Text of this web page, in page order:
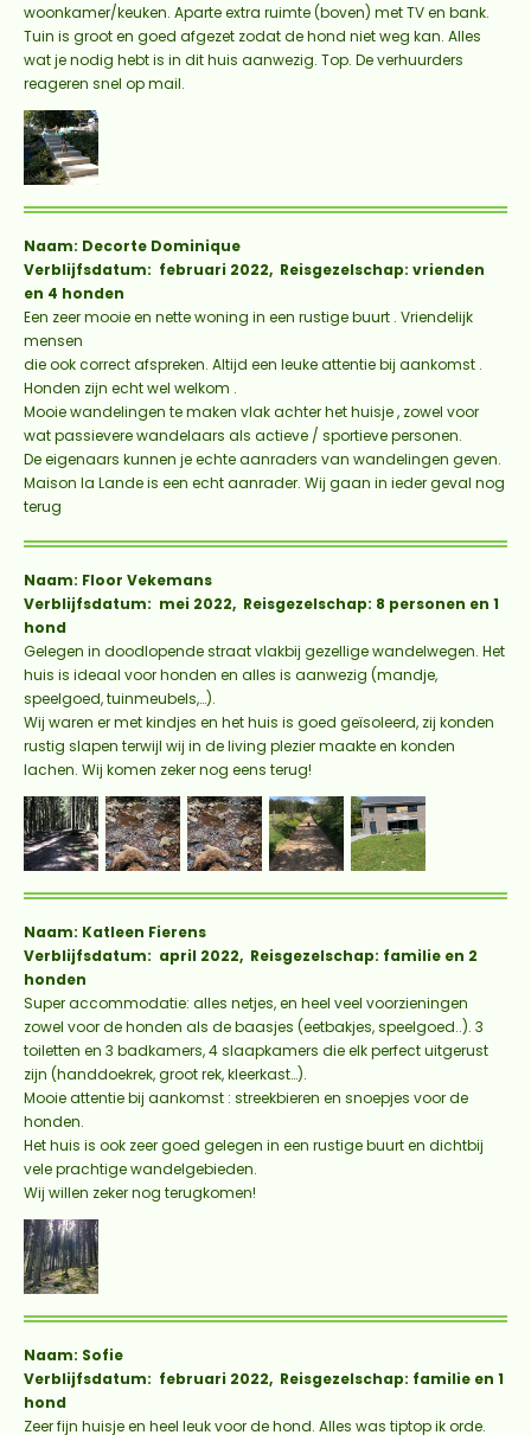
woonkamer/keuken. Aparte extra ruimte (boven) met TV en bank.
Tuin is groot en goed afgezet zodat de hond niet weg kan. Alles
wat je nodig hebt is in dit huis aanwezig. Top. De verhuurders
reageren snel op mail.
Naam: Decorte Dominique
Verblijfsdatum: februari 2022, Reisgezelschap: vrienden
en 4 honden
Een zeer mooie en nette woning in een rustige buurt . Vriendelijk
mensen
die ook correct afspreken. Altijd een leuke attentie bij aankomst .
Honden zijn echt wel welkom .
Mooie wandelingen te maken vlak achter het huisje , zowel voor
wat passievere wandelaars als actieve / sportieve personen.
De eigenaars kunnen je echte aanraders van wandelingen geven.
Maison la Landeis een echt aanrader. Wij gaan in ieder geval nog
terug
Naam: Floor Vekemans
Verblijfsdatum: mei 2022, Reisgezelschap: 8 personen en 1
hond
Gelegen in doodlopende straat vlakbij gezellige wandelwegen. Het
huis is ideaal voor honden en alles is aanwezig (mandje,
speelgoed, tuinmeubels,…).
Wij waren er met kindjes en het huis is goed geïsoleerd, zij konden
rustig slapen terwijl wij in de living plezier maakte en konden
lachen. Wij komen zeker nog eens terug!
Naam: Katleen Fierens
Verblijfsdatum: april 2022, Reisgezelschap: familie en 2
honden
Super accommodatie: alles netjes, en heel veel voorzieningen
zowel voor de honden als de baasjes (eetbakjes, speelgoed..). 3
toiletten en 3 badkamers, 4 slaapkamers die elk perfect uitgerust
zijn (handdoekrek, groot rek, kleerkast…).
Mooie attentie bij aankomst : streekbieren en snoepjes voor de
honden.
Het huis is ook zeer goed gelegen in een rustige buurt en dichtbij
vele prachtige wandelgebieden.
Wij willen zeker nog terugkomen!
Naam: Sofie
Verblijfsdatum: februari 2022, Reisgezelschap: familie en 1
hond
Zeer fijn huisje en heel leuk voor de hond. Alles was tiptop ik orde.